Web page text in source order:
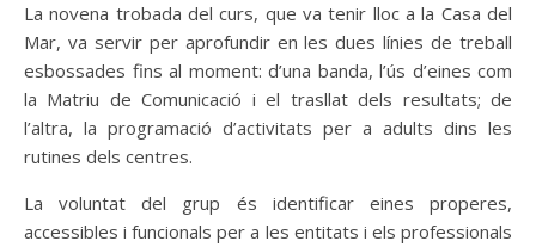
La novena trobada del curs, que va tenir lloc a la Casa del
Mar, va servir per aprofundir en les dues línies de treball
esbossades fins al moment: d’una banda, l’ús d’eines com
la Matriu de Comunicació i el trasllat dels resultats; de
l’altra, la programació d’activitats per a adults dins les
rutines dels centres.
La voluntat del grup és identificar eines properes,
accessibles i funcionals per a les entitats i els professionals